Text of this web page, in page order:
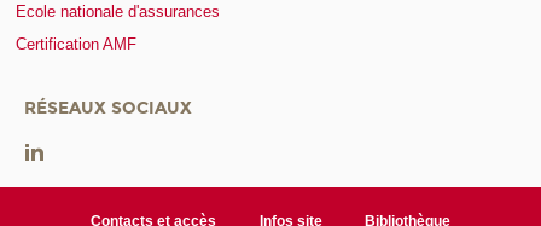
Ecole nationale d'assurances
Certification AMF
RÉSEAUX SOCIAUX
Contacts et accès Infos site Bibliothèque